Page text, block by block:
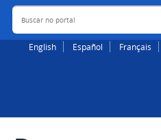
Buscar no portal
English Español Français